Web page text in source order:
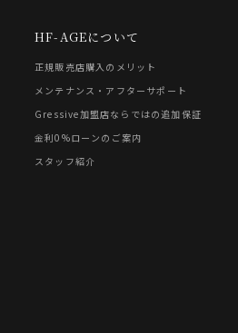
HF-AGEについて
正規販売店購入のメリット
メンテナンス・アフターサポート
Gressive加盟店ならではの追加保証
金利0%ローンのご案内
スタッフ紹介